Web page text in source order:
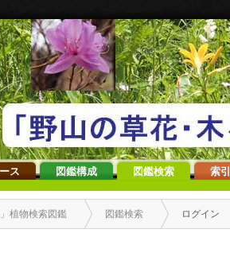
ス 図鑑構成 図鑑検索 索
植物検索図鑑 図鑑検索 ログイン